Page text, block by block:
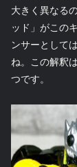
大きく異なる
ッド」がこの
ンサーとして
ね。この解釈
つです。